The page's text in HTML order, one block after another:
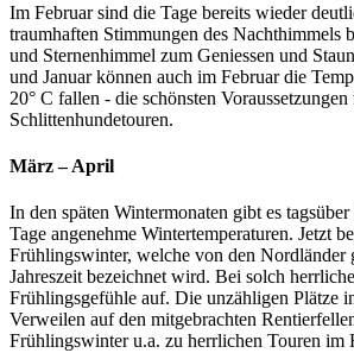
Im Februar sind die Tage bereits wieder
traumhaften Stimmungen des Nachthimmels
und Sternenhimmel zum Geniessen und
und Januar können auch im Februar die
20° C fallen - die schönsten Voraussetzungen
Schlittenhundetouren.
März – April
In den späten Wintermonaten gibt es
Tage angenehme Wintertemperaturen. Jetzt
Frühlingswinter, welche von den Nordländer
Jahreszeit bezeichnet wird. Bei solch
Frühlingsgefühle auf. Die unzähligen Plätze
Verweilen auf den mitgebrachten
Frühlingswinter u.a. zu herrlichen Touren im